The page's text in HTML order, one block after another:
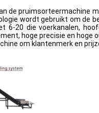
pruimsorteermachine
wordt gebruikt om de
20 die voerkanalen,
hoge precisie en hoge
om klantenmerk en